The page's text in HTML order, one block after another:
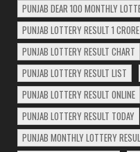
PUNJAB DEAR 100 MONTHLY
PUNJAB LOTTERY RESULT 1 CRORE
PUNJAB LOTTERY RESULT CHART
PUNJAB LOTTERY RESULT LIST
PUNJAB LOTTERY RESULT ONLINE
PUNJAB LOTTERY RESULT TODAY
PUNJAB MONTHLY LOTTERY